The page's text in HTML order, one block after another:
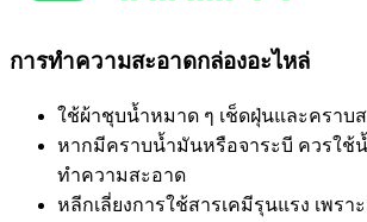
การทำความสะอาดกล่องอะไหล่
ใช้ผ้าชุบน้ำหมาด ๆ เช็ดฝุ่นและคราบ
หากมีคราบน้ำมันหรือจาระบี ควรใช้
ทำความสะอาด
หลีกเลี่ยงการใช้สารเคมีรุนแรง เพร